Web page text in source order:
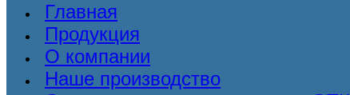
Главная
Продукция
О компании
Наше производство